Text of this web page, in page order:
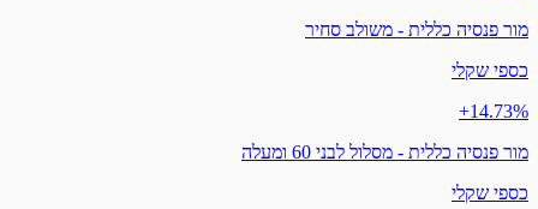
מור פנסיה כללית - משולב סחיר
כספי שקלי
‎+14.73%
מור פנסיה כללית - מסלול לבני 60 ומעלה
כספי שקלי